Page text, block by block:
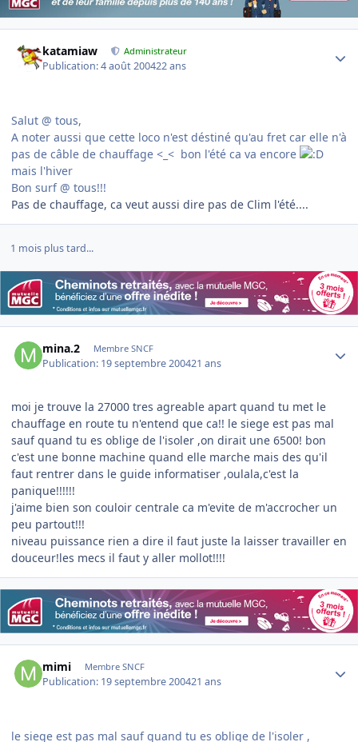
katamiaw Administrateur
Publication:4 août 200422 ans
Salut @ tous,
A noter aussi que cette loco n'est déstiné qu'au fret car elle n'à
pas de câble de chauffage <_< bon l'été ca va encore
mais l'hiver
Bon surf @ tous!!!
Pas de chauffage, ca veut aussi dire pas de Clim l'été....
1 mois plus tard...
mina.2 Membre SNCF
Publication: 19 septembre 200421 ans
moi je trouve la 27000 tres agreable apart quand tu met le
chauffage en route tu n'entend que ca!! le siege est pas mal
sauf quand tu es oblige de l'isoler ,on dirait une 6500! bon
c'est une bonne machine quand elle marche mais des qu'il
faut rentrer dans le guide informatiser ,oulala,c'est la
panique!!!!!!
j'aime bien son couloir centrale ca m'evite de m'accrocher un
peu partout!!!
niveau puissance rien a dire il faut juste la laisser travailler en
douceur!les mecs il faut y aller mollot!!!!
mimi Membre SNCF
Publication: 19 septembre 200421 ans
le siege est pas mal sauf quand tu es oblige de l'isoler ,